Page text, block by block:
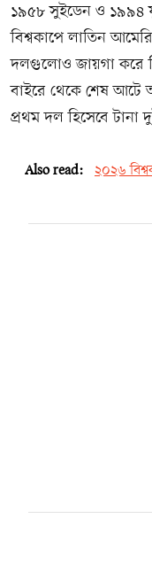
১৯৫৮ সুইডেন ও ১৯৯৪
বিশ্বকাপে লাতিন
দলগুলোও জায়গা করে
বাইরে থেকে শেষ আটে
প্রথম দল হিসেবে টানা
Also read: ২০২৬